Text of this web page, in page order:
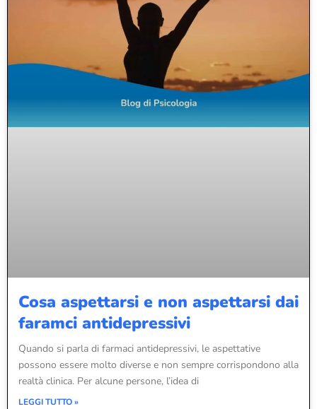
Cosa aspettarsi e non aspettarsi dai
faramci antidepressivi
Quando si parla di farmaci antidepressivi, le aspettative
possono essere molto diverse e non sempre corrispondono alla
realtà clinica. Per alcune persone, l’idea di
LEGGI TUTTO »